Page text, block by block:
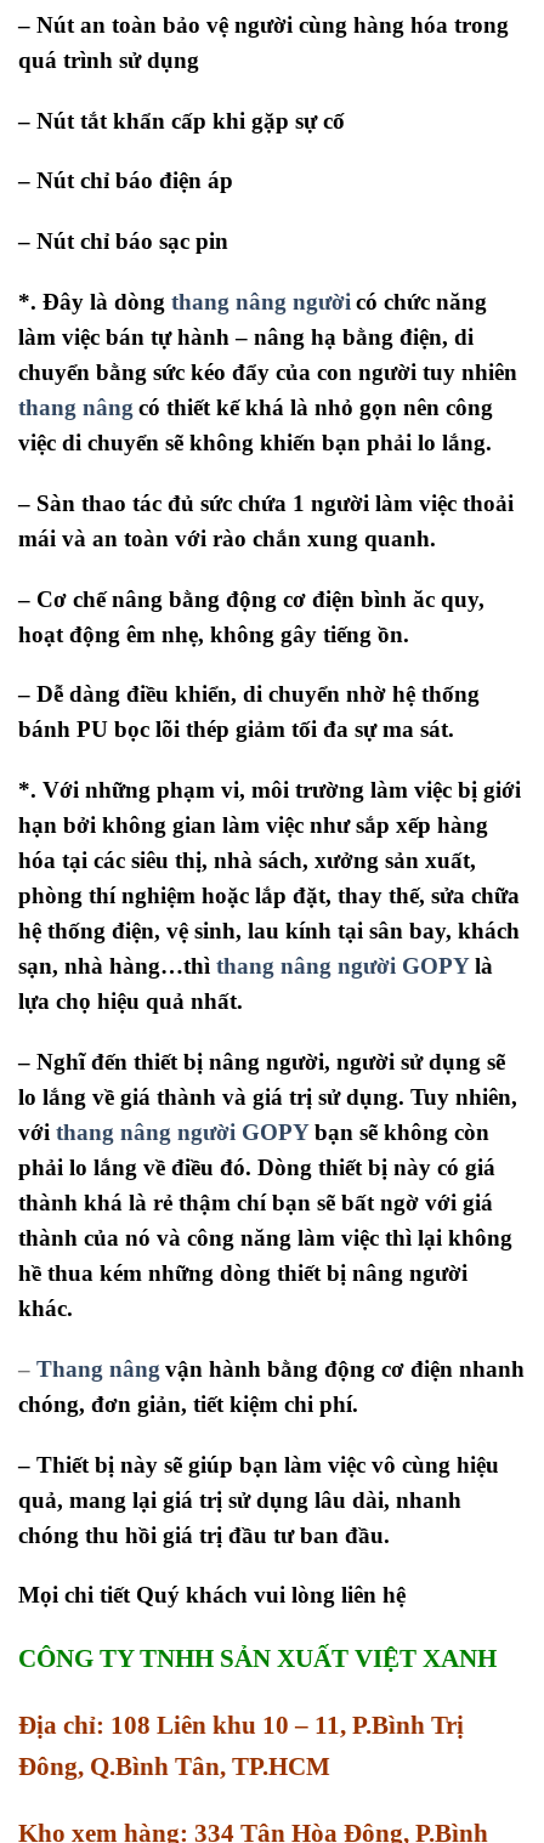
– Nút an toàn bảo vệ người cùng hàng hóa trong
quá trình sử dụng
– Nút tắt khẩn cấp khi gặp sự cố
– Nút chỉ báo điện áp
– Nút chỉ báo sạc pin
*. Đây là dòng thang nâng người có chức năng
làm việc bán tự hành – nâng hạ bằng điện, di
chuyển bằng sức kéo đẩy của con người tuy nhiên
thang nâng có thiết kế khá là nhỏ gọn nên công
việc di chuyển sẽ không khiến bạn phải lo lắng.
– Sàn thao tác đủ sức chứa 1 người làm việc thoải
mái và an toàn với rào chắn xung quanh.
– Cơ chế nâng bằng động cơ điện bình ăc quy,
hoạt động êm nhẹ, không gây tiếng ồn.
– Dễ dàng điều khiển, di chuyển nhờ hệ thống
bánh PU bọc lõi thép giảm tối đa sự ma sát.
*. Với những phạm vi, môi trường làm việc bị giới
hạn bởi không gian làm việc như sắp xếp hàng
hóa tại các siêu thị, nhà sách, xưởng sản xuất,
phòng thí nghiệm hoặc lắp đặt, thay thế, sửa chữa
hệ thống điện, vệ sinh, lau kính tại sân bay, khách
sạn, nhà hàng…thì thang nâng người GOPYlà
lựa chọ hiệu quả nhất.
– Nghĩ đến thiết bị nâng người, người sử dụng sẽ
lo lắng về giá thành và giá trị sử dụng. Tuy nhiên,
với thang nâng người GOPYbạn sẽ không còn
phải lo lắng về điều đó. Dòng thiết bị này có giá
thành khá là rẻ thậm chí bạn sẽ bất ngờ với giá
thành của nó và công năng làm việc thì lại không
hề thua kém những dòng thiết bị nâng người
khác.
– Thang nâng vận hành bằng động cơ điện nhanh
chóng, đơn giản, tiết kiệm chi phí.
– Thiết bị này sẽ giúp bạn làm việc vô cùng hiệu
quả, mang lại giá trị sử dụng lâu dài, nhanh
chóng thu hồi giá trị đầu tư ban đầu.
Mọi chi tiết Quý khách vui lòng liên hệ
CÔNG TY TNHH SẢN XUẤT VIỆT XANH
Địa chỉ: 108 Liên khu 10 – 11, P.Bình Trị
Đông, Q.Bình Tân, TP.HCM
Kho xem hàng: 334 Tân Hòa Đông, P.Bình